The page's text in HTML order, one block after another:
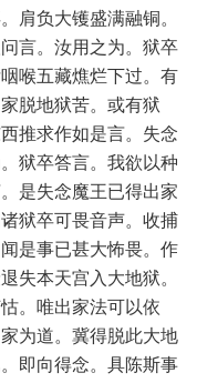
肩负大镬盛满融铜。
言。汝用之为。狱卒
喉五藏燋烂下过。有
脱地狱苦。或有狱
推求作如是言。失念
狱卒答言。我欲以种
是失念魔王已得出家
狱卒可畏音声。收捕
是事已甚大怖畏。作
失本天宫入大地狱。
。唯出家法可以依
为道。冀得脱此大地
即向得念。具陈斯事